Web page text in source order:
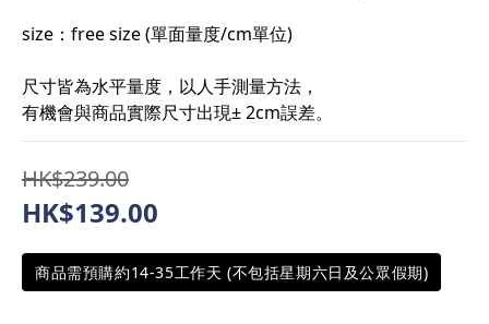
size：free size (單面量度/cm單位)
尺寸皆為水平量度，以人手測量方法，
有機會與商品實際尺寸出現± 2cm誤差。
HK$239.00
HK$139.00
商品需預購約14-35工作天 (不包括星期六日及公眾假期)